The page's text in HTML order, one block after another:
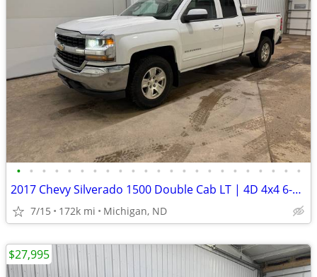
• • • • • • • • • • • • • • • • • • • • • • •
2017 Chevy Silverado 1500 Double Cab LT | 4D 4x4 6-1/2ft. | 171k Miles
7/15 172k mi Michigan, ND
$27,995